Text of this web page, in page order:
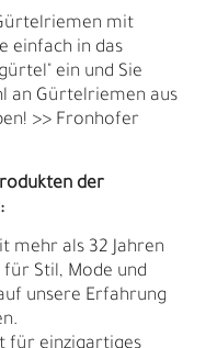
mit
einfach in das
ein und Sie
an Gürtelriemen aus
>> Fronhofer
der
mehr als 32 Jahren
Stil, Mode und
unsere Erfahrung